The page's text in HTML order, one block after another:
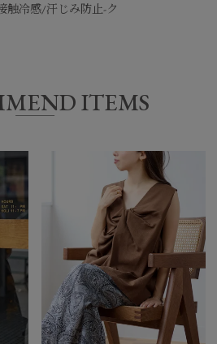
触冷感/汗じみ防止-クルーネックカット
ITEMS